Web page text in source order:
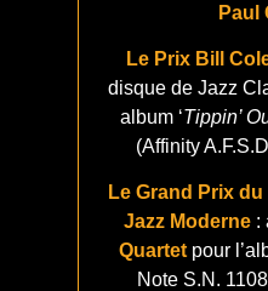
Paul
Le Prix Bill
disque de Jazz
album ‘Tippin’
(Affinity
Le Grand Prix
Jazz Moderne :
Quartetpour
Note S.N.